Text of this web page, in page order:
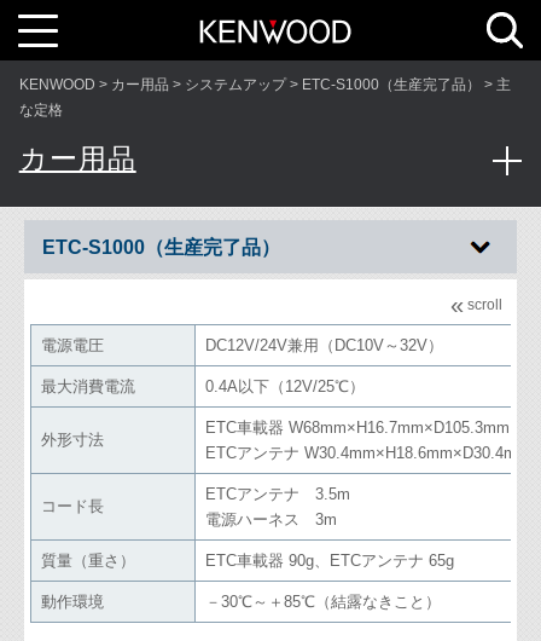
T
o
g
g
l
e
n
a
i
g
i
o
n
KENWOOD カー用品 システムアップ ETC-S1000（生産完了品）
主
な定格
カー用品
ETC-S1000（生産完了品）
« scroll
電源電圧 DC12V/24V兼用（DC10V～32V）
最大消費電流 0.4A以下（12V/25℃）
外形寸法
ETC車載器 W68mm×H16.7mm×D105.3mm
ETCアンテナ W30.4mm×H18.6mm×D30.4mm
コード長
ETCアンテナ 3.5m
電源ハーネス 3m
質量（重さ） ETC車載器 90g、ETCアンテナ 65g
動作環境 －30℃～＋85℃（結露なきこと）